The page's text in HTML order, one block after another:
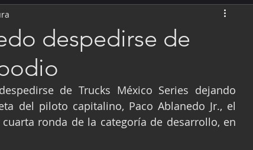
Nauticopa FIA TCR Fórmula 2
despedirse de
de Trucks México Series dejando
del piloto capitalino, Paco Ablanedo Jr., el
ronda de la categoría de desarrollo, en